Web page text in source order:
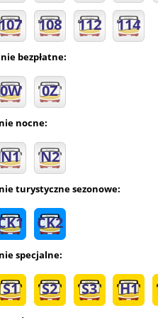
108 112 114
bezpłatne:
0W 0Z
nocne:
N1 N2
turystyczne sezonowe:
CK2
specjalne:
S1 S2 S3 H1